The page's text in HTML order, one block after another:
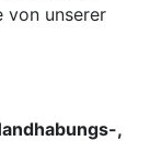
von unserer
,